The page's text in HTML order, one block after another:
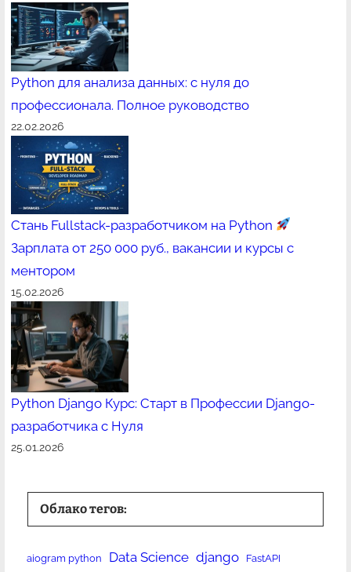
Python для анализа данных: с нуля до
профессионала. Полное руководство
22.02.2026
Стань Fullstack-разработчиком на Python
Зарплата от 250 000 руб., вакансии и курсы с
ментором
15.02.2026
Python Django Курс: Старт в Профессии Django-
разработчика с Нуля
25.01.2026
Облако тегов:
aiogram python Data Science django
FastAPI